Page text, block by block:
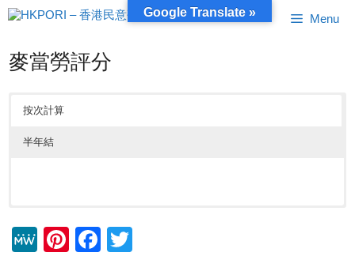
跳
至
容
Menu
麥當勞評分
按次計算
半年結
M
Pi
F
Google Translate »